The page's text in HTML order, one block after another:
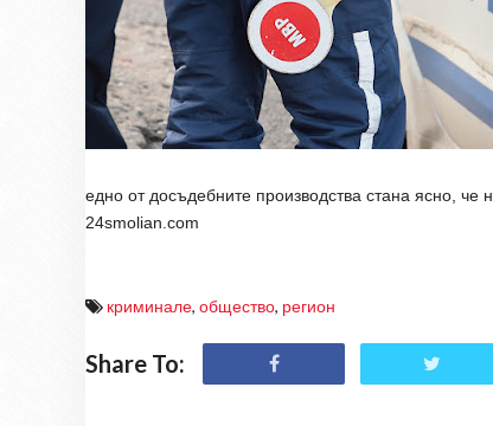
едно от досъдебните производства стана ясно,
24smolian.com
криминале, общество, регион
Share To: